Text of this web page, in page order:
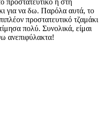
προστατευτικό ή στη
για να δω. Παρόλα αυτά, το
προστατευτικό τζαμάκι
πολύ. Συνολικά, είμαι
ανεπιφύλακτα!